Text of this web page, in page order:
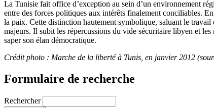
La Tunisie fait office d’exception au sein d’un environnement
entre des forces politiques aux intérêts finalement conciliables.
la paix. Cette distinction hautement symbolique, saluant le
majeurs. Il subit les répercussions du vide sécuritaire libyen et
saper son élan démocratique.
Crédit photo : Marche de la liberté à Tunis, en janvier 2012
Formulaire de recherche
Rechercher